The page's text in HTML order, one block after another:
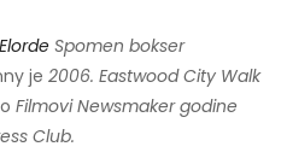
Spomen bokser
je 2006. Eastwood City Walk
Filmovi Newsmaker godine
Club.